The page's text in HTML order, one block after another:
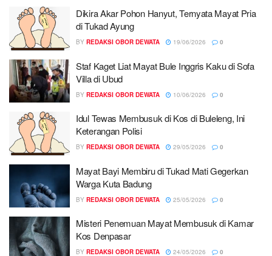
Dikira Akar Pohon Hanyut, Ternyata Mayat Pria
di Tukad Ayung
BY REDAKSI OBOR DEWATA 19/06/2026 0
Staf Kaget Liat Mayat Bule Inggris Kaku di Sofa
Villa di Ubud
BY REDAKSI OBOR DEWATA 10/06/2026 0
Idul Tewas Membusuk di Kos di Buleleng, Ini
Keterangan Polisi
BY REDAKSI OBOR DEWATA 29/05/2026 0
Mayat Bayi Membiru di Tukad Mati Gegerkan
Warga Kuta Badung
BY REDAKSI OBOR DEWATA 25/05/2026 0
Misteri Penemuan Mayat Membusuk di Kamar
Kos Denpasar
BY REDAKSI OBOR DEWATA 24/05/2026 0